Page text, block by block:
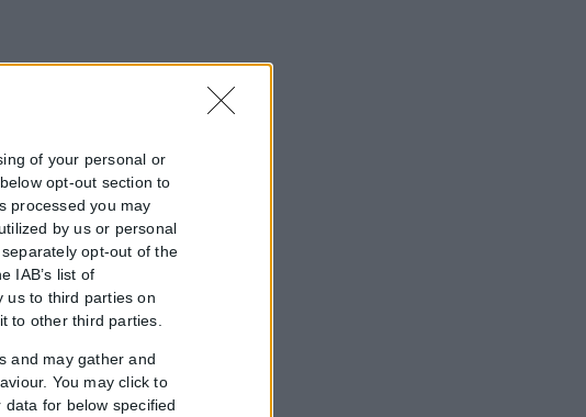
of your personal or
opt-out section to
processed you may
by us or personal
opt-out of the
IAB’s list of
us to third parties on
to other third parties.
and may gather and
You may click to
for below specified